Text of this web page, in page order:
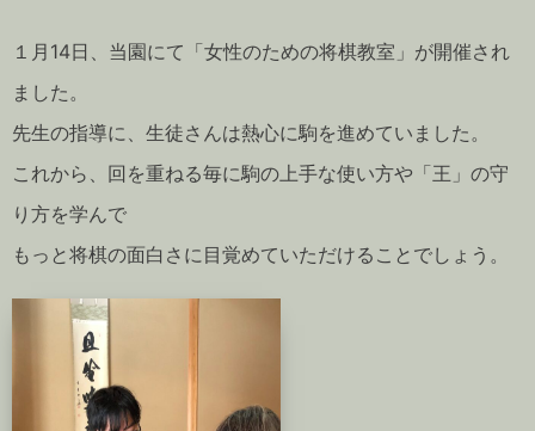
１月14日、当園にて「女性のための将棋教室」が開催され
ました。
先生の指導に、生徒さんは熱心に駒を進めていました。
これから、回を重ねる毎に駒の上手な使い方や「王」の守
り方を学んで
もっと将棋の面白さに目覚めていただけることでしょう。